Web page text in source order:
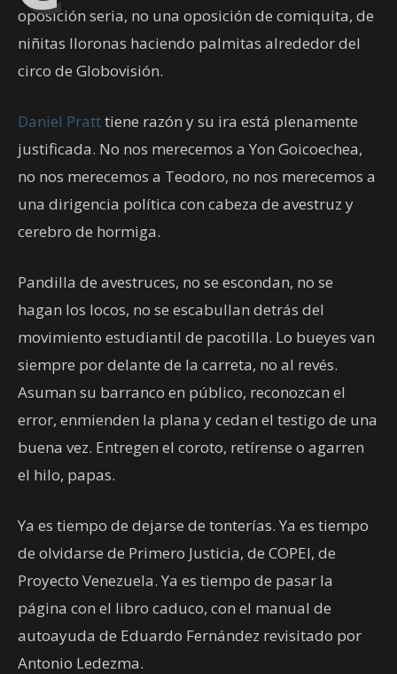
oposición seria, no una oposición de comiquita, de
niñitas lloronas haciendo palmitas alrededor del
circo de Globovisión.
Daniel Pratttiene razón y su ira está plenamente
justificada. No nos merecemos a Yon Goicoechea,
no nos merecemos a Teodoro, no nos merecemos a
una dirigencia política con cabeza de avestruz y
cerebro de hormiga.
Pandilla de avestruces, no se escondan, no se
hagan los locos, no se escabullan detrás del
movimiento estudiantil de pacotilla. Lo bueyes van
siempre por delante de la carreta, no al revés.
Asuman su barranco en público, reconozcan el
error, enmienden la plana y cedan el testigo de una
buena vez. Entregen el coroto, retírense o agarren
el hilo, papas.
Ya es tiempo de dejarse de tonterías. Ya es tiempo
de olvidarse de Primero Justicia, de COPEI, de
Proyecto Venezuela. Ya es tiempo de pasar la
página con el libro caduco, con el manual de
autoayuda de Eduardo Fernández revisitado por
Antonio Ledezma.